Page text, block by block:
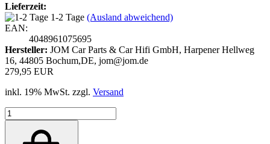
Lieferzeit:
1-2 Tage (Ausland abweichend)
EAN:
4048961075695
Hersteller: JOM Car Parts & Car Hifi GmbH, Harpener Hellweg
16, 44805 Bochum,DE, jom@jom.de
279,95 EUR
inkl. 19% MwSt. zzgl. Versand